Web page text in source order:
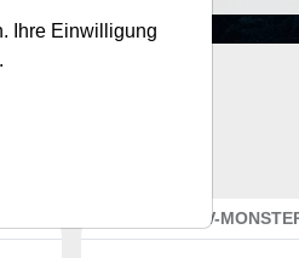
KUV-
Ihre Einwilligung